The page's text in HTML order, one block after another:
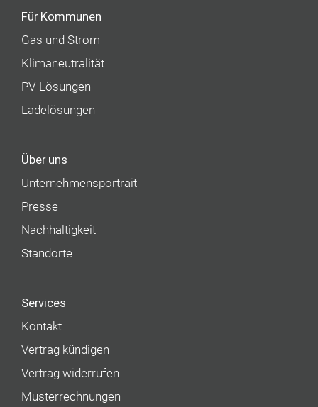
Für Kommunen
Gas und Strom
Klimaneutralität
PV-Lösungen
Ladelösungen
Über uns
Unternehmens­portrait
Presse
Nachhaltigkeit
Standorte
Services
Kontakt
Vertrag kündigen
Vertrag widerrufen
Musterrechnungen